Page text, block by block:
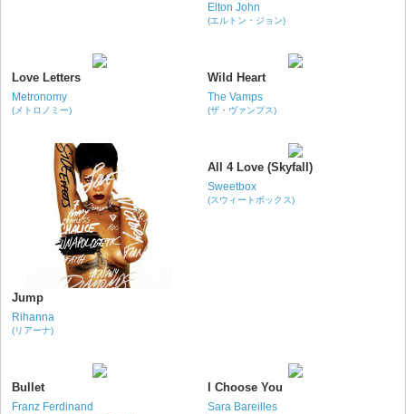
Elton John
(エルトン・ジョン)
Love Letters
Metronomy
(メトロノミー)
Wild Heart
The Vamps
(ザ・ヴァンプス)
Jump
Rihanna
(リアーナ)
All 4 Love (Skyfall)
Sweetbox
(スウィートボックス)
Bullet
Franz Ferdinand
I Choose You
Sara Bareilles